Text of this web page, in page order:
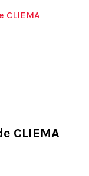
CLIEMA
CLIEMA